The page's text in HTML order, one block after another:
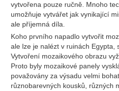
vytvořena pouze ručně. Mnoho
umožňuje vytvářet jak vynikající
ale příjemná díla.
Koho prvního napadlo vytvořit
ale lze je nalézt v ruinách Egypta,
Vytvoření mozaikového obrazu
Proto byly mozaikové panely
považovány za výsadu velmi
různobarevných kousků, různých